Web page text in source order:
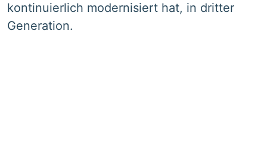
kontinuierlich modernisiert hat, in dritter
Generation.